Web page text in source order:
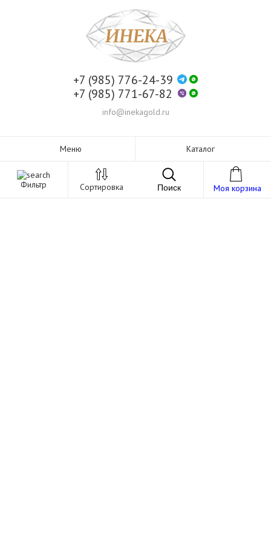
+7 (985) 776-24-39
+7 (985) 771-67-82
info@inekagold.ru
Меню Каталог
Фильтр Сортировка Поиск Моя корзина